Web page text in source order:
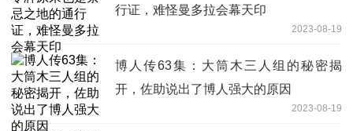
行证，难怪曼多拉会幕天印
2023-08-19
博人传63集：大筒木三人组的秘密揭
开，佐助说出了博人强大的原因
2023-08-19